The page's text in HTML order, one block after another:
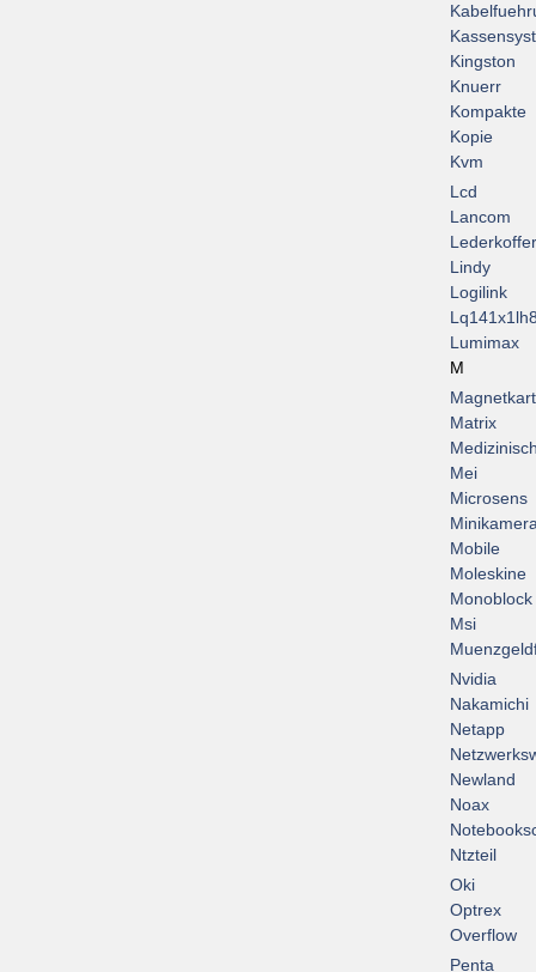
Kingston
Knuerr
Kompakte
Kopie
Kvm
Lcd
Lancom
Lederkoffer
Lindy
Logilink
Lumimax
M
Matrix
Mei
Microsens
Mobile
Moleskine
Monoblock
Msi
Nvidia
Nakamichi
Netapp
Newland
Noax
Ntzteil
Oki
Optrex
Overflow
Penta